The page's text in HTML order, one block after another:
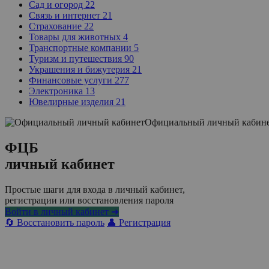
Сад и огород 22
Связь и интернет 21
Страхование 22
Товары для животных 4
Транспортные компании 5
Туризм и путешествия 90
Украшения и бижутерия 21
Финансовые услуги 277
Электроника 13
Ювелирные изделия 21
Официальный личный
ФЦБ
личный кабинет
Простые шаги для входа в личный кабинет,
регистрации или восстановления пароля
Войти в личный кабинет ➜
🔄 Восстановить пароль 👤 Регистрация